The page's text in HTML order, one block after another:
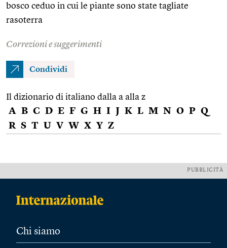
bosco ceduo in cui le piante sono state tagliate
rasoterra
Correzioni e suggerimenti
Condividi
Il dizionario di italiano dalla a alla z
A B C D E F G H I J K L M N O P Q
R S T U V W X Y Z
PUBBLICITÀ
Chi siamo